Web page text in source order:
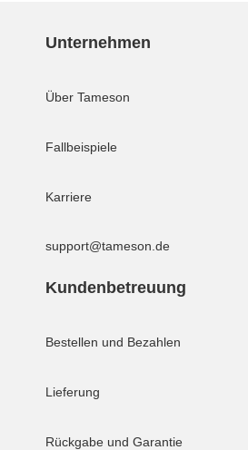
Unternehmen
Über Tameson
Fallbeispiele
Karriere
support@tameson.de
Kundenbetreuung
Bestellen und Bezahlen
Lieferung
Rückgabe und Garantie